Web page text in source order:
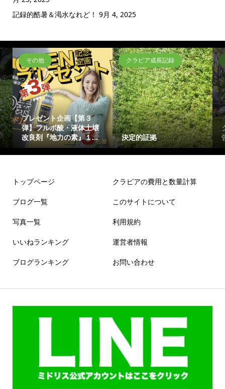
記録的酷暑＆渇水なれど！ 9月 4, 2025
その他
プレゼント企画【第３
弾】フルボ酸・液体土壌
改良剤『地力の素』１...
クラピア成長記録
決定的証拠
トップページ
ブログ一覧
写真一覧
いいねランキング
ブログランキング
クラピアの費用と数量計算
このサイトについて
利用規約
運営者情報
お問い合わせ